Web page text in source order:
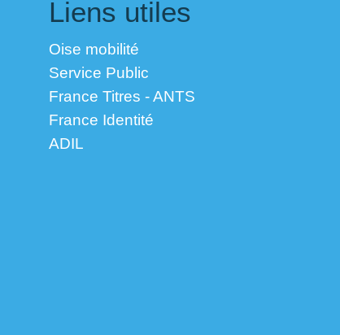
Liens utiles
Oise mobilité
Service Public
France Titres - ANTS
France Identité
ADIL